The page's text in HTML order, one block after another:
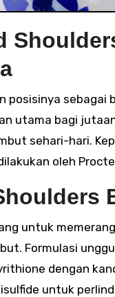
utama bagi
sehari-hari.
oleh
untuk
Formulasi
dengan
untuk